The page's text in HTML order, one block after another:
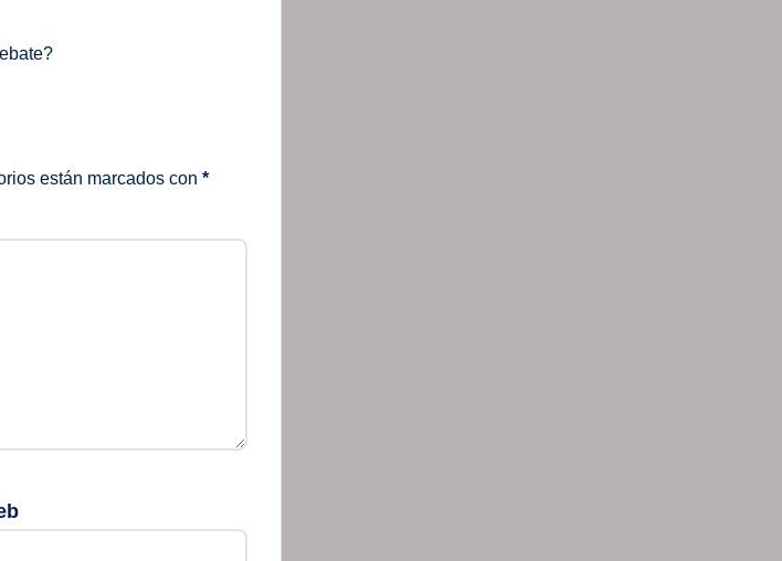
están marcados con *